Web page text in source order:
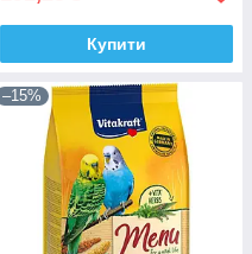
Купити
–15%